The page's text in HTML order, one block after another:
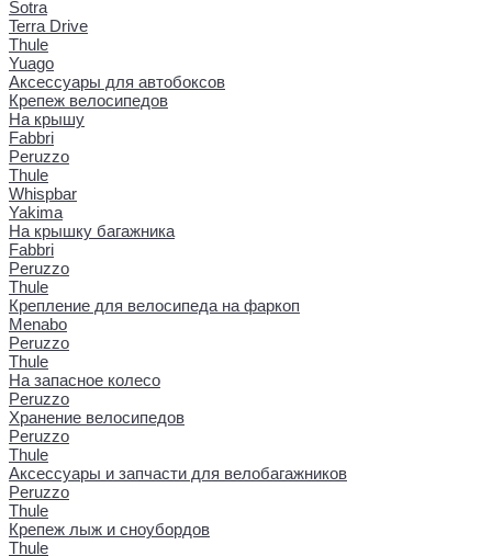
Sotra
Terra Drive
Thule
Yuago
Аксессуары для автобоксов
Крепеж велосипедов
На крышу
Fabbri
Peruzzo
Thule
Whispbar
Yakima
На крышку багажника
Fabbri
Peruzzo
Thule
Крепление для велосипеда на фаркоп
Menabo
Peruzzo
Thule
На запасное колесо
Peruzzo
Хранение велосипедов
Peruzzo
Thule
Аксессуары и запчасти для велобагажников
Peruzzo
Thule
Крепеж лыж и сноубордов
Thule